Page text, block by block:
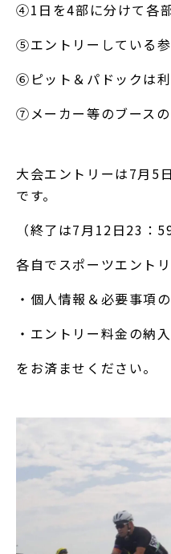
④1日を4部に分けて各
⑤エントリーしている
⑥ピット＆パドックは
⑦メーカー等のブース
大会エントリーは7月5
です。
（終了は7月12日23：
各自でスポーツエント
・個人情報＆必要事項
・エントリー料金の納入
をお済ませください。